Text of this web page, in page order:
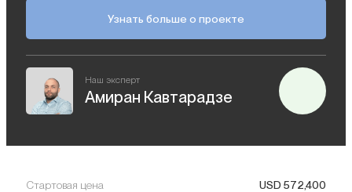
Узнать больше о проекте
Наш эксперт
Амиран Кавтарадзе
Стартовая цена USD 572,400